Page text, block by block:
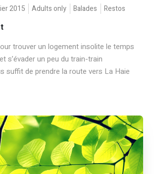
2015 Adults only Balades Restos
trouver un logement insolite le temps
s’évader un peu du train-train
suffit de prendre la route vers La Haie